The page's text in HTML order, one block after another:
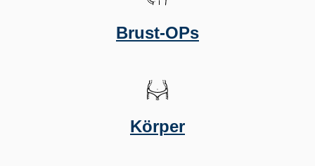
Brust-OPs
Körper